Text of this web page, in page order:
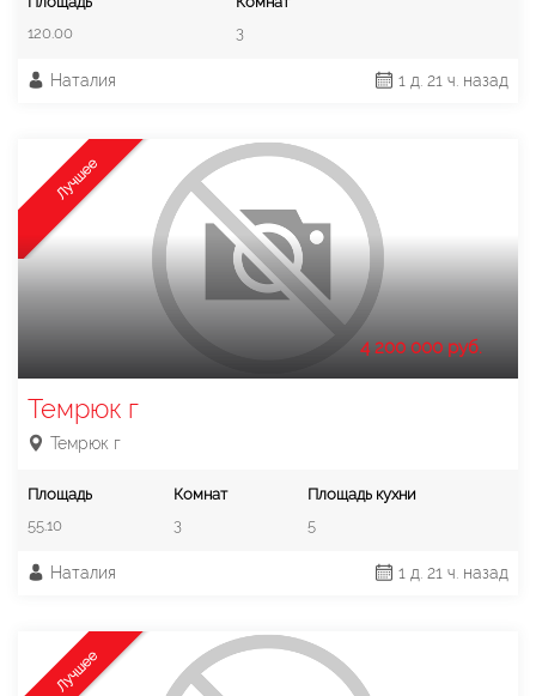
120.00
3
Наталия 1 д. 21 ч. назад
Лучшее
4 200 000 руб.
Темрюк г
Темрюк г
Площадь
55.10
Комнат
3
Площадь кухни
5
Наталия 1 д. 21 ч. назад
Лучшее